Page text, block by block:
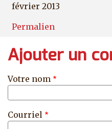
février 2013
Permalien
Ajouter un
Votre nom
Courriel